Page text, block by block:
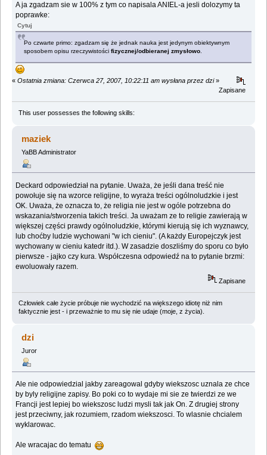
A ja zgadzam sie w 100% z tym co napisala ANIEL-a jesli dolozymy ta
poprawke:
Cytuj
Po czwarte primo: zgadzam się że jednak nauka jest jedynym obiektywnym
sposobem opisu rzeczywistościfizycznej/odbieranej zmysłowo
« Ostatnia zmiana: Czerwca 27, 2007, 10:22:11 am wysłana przez dzi»
Zapisane
This user possesses the following skills:
maziek
YaBB Administrator
Deckard odpowiedział na pytanie. Uważa, że jeśli dana treść nie
powołuje się na wzorce religijne, to wyraża treści ogólnoludzkie i jest
OK. Uważa, że oznacza to, że religia nie jest w ogóle potrzebna do
wskazania/stworzenia takich treści. Ja uważam ze to religie zawierają w
większej części prawdy ogólnoludzkie, którymi kierują się ich wyznawcy,
lub choćby ludzie wychowani "w ich cieniu". (A każdy Europejczyk jest
wychowany w cieniu katedr itd.). W zasadzie doszliśmy do sporu co było
pierwsze - jajko czy kura. Współczesna odpowiedź na to pytanie brzmi:
ewoluowały razem.
Zapisane
Człowiek całe życie próbuje nie wychodzić na większego idiotę niż nim
faktycznie jest - i przeważnie to mu się nie udaje (moje, z życia).
dzi
Juror
Ale nie odpowiedzial jakby zareagowal gdyby wiekszosc uznala ze chce
by byly religijne zapisy. Bo poki co to wydaje mi sie ze twierdzi ze we
Francji jest lepiej bo wiekszosc ludzi mysli tak jak On. Z drugiej strony
jest przeciwny, jak rozumiem, rzadom wiekszosci. To wlasnie chcialem
wyklarowac.
Ale wracajac do tematu